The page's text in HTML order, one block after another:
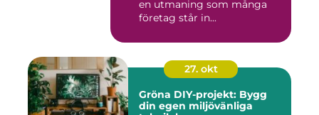
en utmaning som många
företag står in...
27. okt
Gröna DIY-projekt: Bygg
din egen miljövänliga